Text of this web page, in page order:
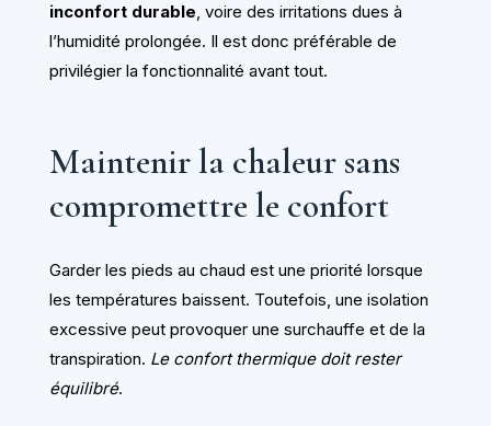
inconfort durable, voire des irritations dues à
l’humidité prolongée. Il est donc préférable de
privilégier la fonctionnalité avant tout.
Maintenir la chaleur sans
compromettre le confort
Garder les pieds au chaud est une priorité lorsque
les températures baissent. Toutefois, une isolation
excessive peut provoquer une surchauffe et de la
transpiration. Le confort thermique doit rester
équilibré.